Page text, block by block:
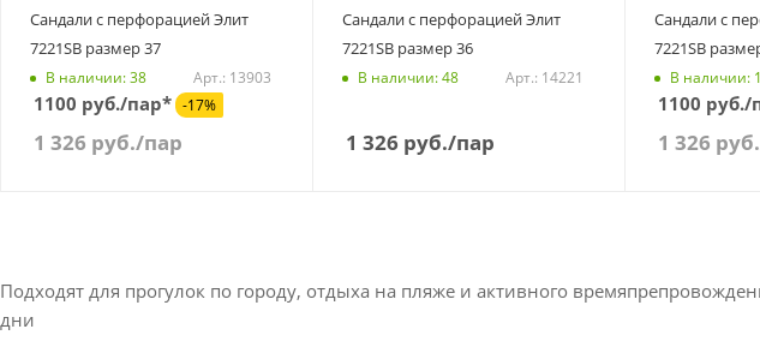
Сандали с перфорацией Элит
7221SB размер 37
В наличии: 38 Арт.: 13903
1100 руб./пар* -17%
1 326 руб./пар
Сандали с перфорацией Элит
7221SB размер 36
В наличии: 48 Арт.: 14221
1 326 руб./пар
Сандали с
7221SB
В наличии: 1
1100 руб./
1 326 руб.
Подходят для прогулок по городу, отдыха на пляже и активного
дни